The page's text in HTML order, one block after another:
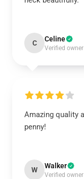
C Celine
Verified owner
Amazing quality
penny!
W Walker
Verified owner